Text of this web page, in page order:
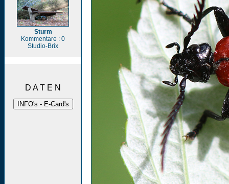
Sturm
Kommentare : 0
Studio-Brix
D A T E N